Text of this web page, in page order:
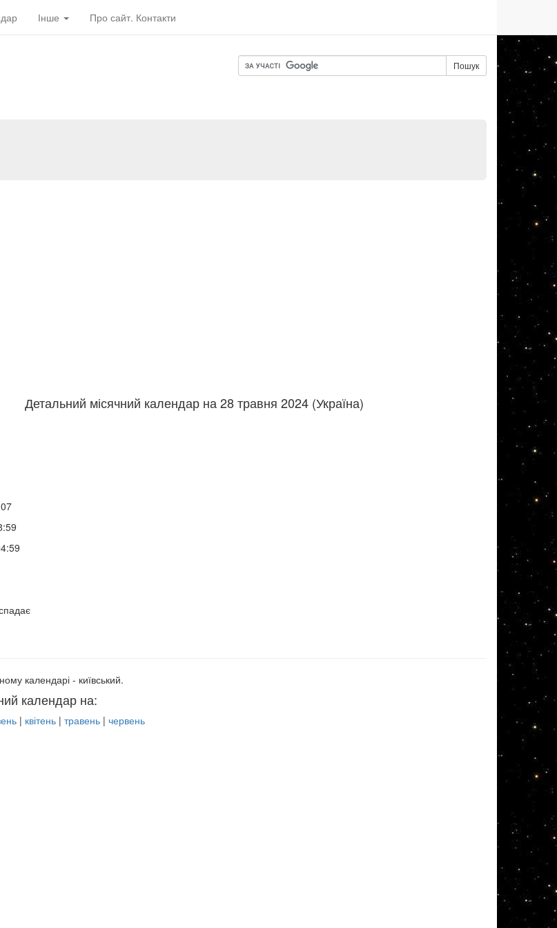
Інше Про сайт. Контакти
Пошук
Детальний місячний календар на 28 травня 2024 (Україна)
календарі - київський.
календар на:
| квітень| травень| червень